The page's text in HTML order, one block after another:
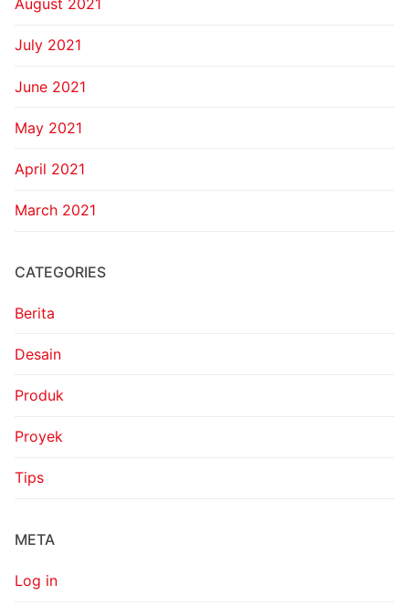
August 2021
July 2021
June 2021
May 2021
April 2021
March 2021
CATEGORIES
Berita
Desain
Produk
Proyek
Tips
META
Log in